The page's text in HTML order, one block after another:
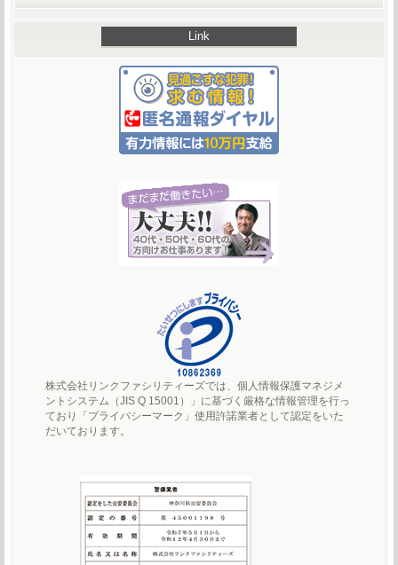
Link
株式会社リンクファシリティーズでは、個人情報保護マネジメ
ントシステム（JIS Q 15001）」に基づく厳格な情報管理を行っ
ており「プライバシーマーク」使用許諾業者として認定をいた
だいております。